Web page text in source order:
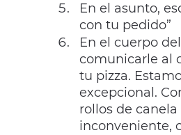
En el asunto,
con tu pedido”
En el cuerpo
comunicarle al
tu pizza.
excepcional.
rollos de
inconveniente,